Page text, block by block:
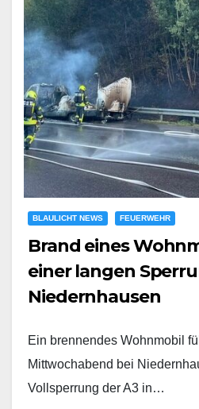
BLAULICHT NEWS FEUERWEHR
Brand eines
einer langen
Niedernhausen
Ein brennendes Wohnmobil
Mittwochabend bei
Vollsperrung der A3 in…